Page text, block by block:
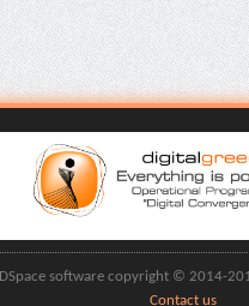
DSpace software copyright © 2014-
Contact us